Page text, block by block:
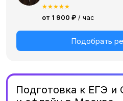
★★★★★
от 1 900 ₽ / час
Подобрать
Подготовка к ЕГЭ и